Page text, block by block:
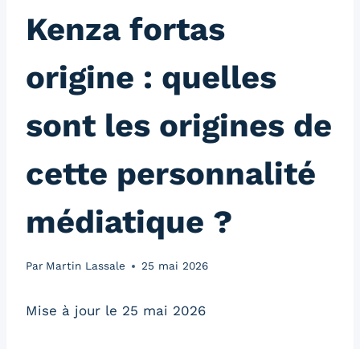
Kenza fortas
origine : quelles
sont les origines de
cette personnalité
médiatique ?
Par Martin Lassale 25 mai 2026
Mise à jour le 25 mai 2026